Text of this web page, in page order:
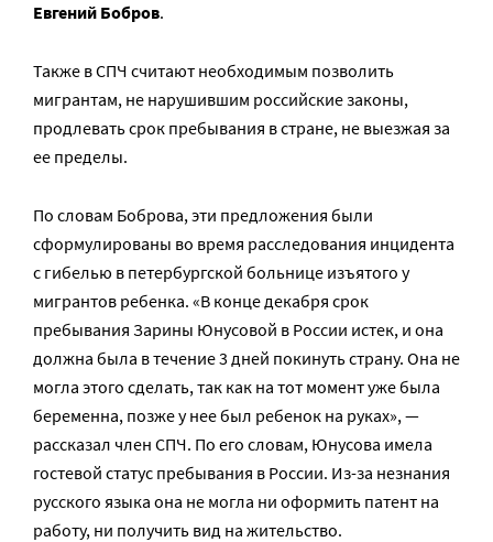
Евгений Бобров.
Также в СПЧ считают необходимым позволить
мигрантам, не нарушившим российские законы,
продлевать срок пребывания в стране, не выезжая за
ее пределы.
По словам Боброва, эти предложения были
сформулированы во время расследования инцидента
с гибелью в петербургской больнице изъятого у
мигрантов ребенка. «В конце декабря срок
пребывания Зарины Юнусовой в России истек, и она
должна была в течение 3 дней покинуть страну. Она не
могла этого сделать, так как на тот момент уже была
беременна, позже у нее был ребенок на руках», —
рассказал член СПЧ. По его словам, Юнусова имела
гостевой статус пребывания в России. Из-за незнания
русского языка она не могла ни оформить патент на
работу, ни получить вид на жительство.